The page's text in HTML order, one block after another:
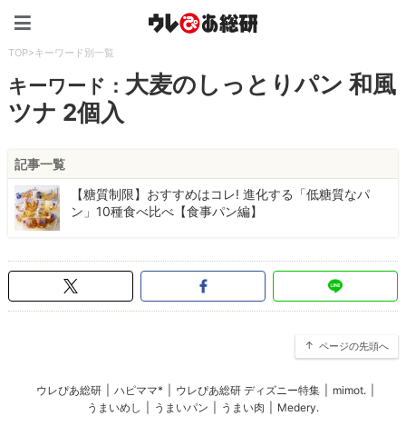
TOP>キーワード別一覧
キーワード： 大麦のしっとりパン 和風
ツナ 2個入
記事一覧
【糖質制限】おすすめはコレ! 進化する「低糖質なパ
ン」10種食べ比べ【食事パン編】
ページの先頭へ
ウレぴあ総研 ハピママ* ウレぴあ総研 ディズニー特集 mimot.
うまいめし
うまいパン うまい肉 Medery.